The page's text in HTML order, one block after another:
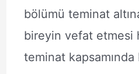
bölümü teminat
bireyin vefat etmesi
teminat